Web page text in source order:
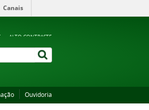
Canais
ALTO CONTRASTE
Ouvidoria